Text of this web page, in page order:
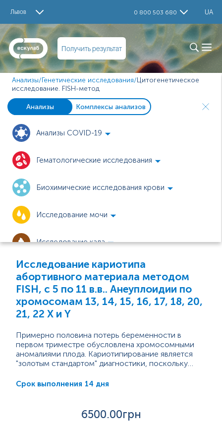
Львов 0 800 503 680 UA
Получить результат
Анализы/Генетические исследования/Цитогенетическое
исследование. FISH-метод
Анализы Комплексы анализов
Анализы COVID-19
Гематологические исследования
Биохимические исследования крови
Исследование мочи
Исследование кала
Исследование спермы
Инфекционные заболевания
Гормональные исследования
Исследование кариотипа
абортивного материала методом
FISH, с 5 по 11 в.в.. Анеуплоидии по
хромосомам 13, 14, 15, 16, 17, 18, 20,
21, 22 Х и Y
Примерно половина потерь беременности в
первом триместре обусловлена хромосомными
аномалиями плода. Кариотипирование является
"золотым стандартом" диагностики, поскольку
структуре всех хромосом. Однако примерно в 20%
таких случаях используется FISH-анализ на
выявление хромосом, количественные изменения
Срок выполнения 14 дня
6500.00грн